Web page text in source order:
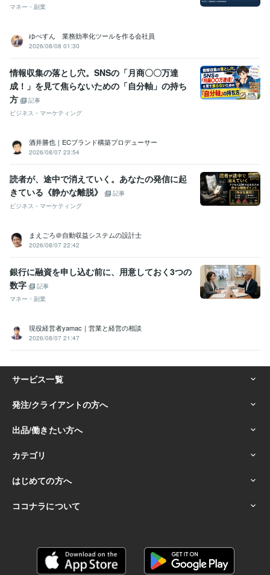
マネー・副業
ゆぺすん 業務効率化ツールを作る会社員
2026/08/08 01:30
情報収集の落とし穴。SNSの「月商〇〇万達
成！」を見て焦らないための「自分軸」の持ち
方
記事
ビジネス・マーケティング
酒井勝也｜ECブランド構築プロデューサー
2026/08/07 23:54
読者が、途中で消えていく。あなたの発信に起
きている《静かな離脱》
記事
ビジネス・マーケティング
まえごろ＠自動収益システムの設計士
2026/08/07 22:42
銀行に融資を申し込む前に、用意しておく3つの
数字
記事
マネー・副業
現役経営者yamac｜営業と経営の相談
2026/08/07 21:47